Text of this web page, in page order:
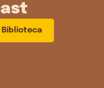
Biblioteca